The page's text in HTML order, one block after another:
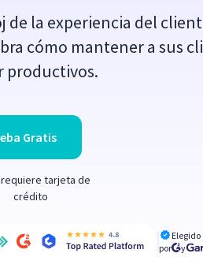
de la experiencia del
cómo mantener a sus
productivos.
Gratis
tarjeta de
crédito
por
y